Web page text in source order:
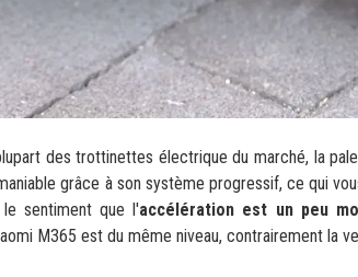
des trottinettes électrique du marché, la
grâce à son système progressif, ce qui
sentiment que l'accélération est un peu
M365 est du même niveau, contrairement la